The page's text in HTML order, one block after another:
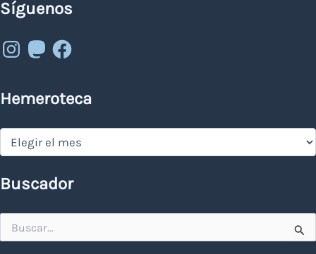
Síguenos
Instagram
MastodonFacebook
Hemeroteca
Hemeroteca
Buscador
por: